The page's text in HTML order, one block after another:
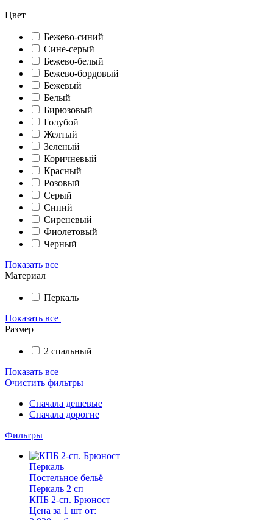
Цвет
Бежево-синий
Сине-серый
Бежево-белый
Бежево-бордовый
Бежевый
Белый
Бирюзовый
Голубой
Желтый
Зеленый
Коричневый
Красный
Розовый
Серый
Синий
Сиреневый
Фиолетовый
Черный
Показать все
Материал
Перкаль
Показать все
Размер
2 спальный
Показать все
Очистить фильтры
Сначала дешевые
Сначала дорогие
Фильтры
Перкаль
Постельное бельё
Перкаль 2 сп
КПБ 2-сп. Брюност
Цена за 1 шт от: